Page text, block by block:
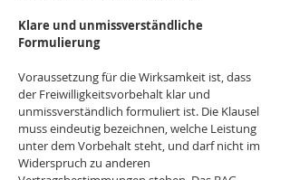
Klare und unmissverständliche
Formulierung
Voraussetzung für die Wirksamkeit ist, dass
der Freiwilligkeitsvorbehalt klar und
unmissverständlich formuliert ist. Die Klausel
muss eindeutig bezeichnen, welche Leistung
unter dem Vorbehalt steht, und darf nicht im
Widerspruch zu anderen